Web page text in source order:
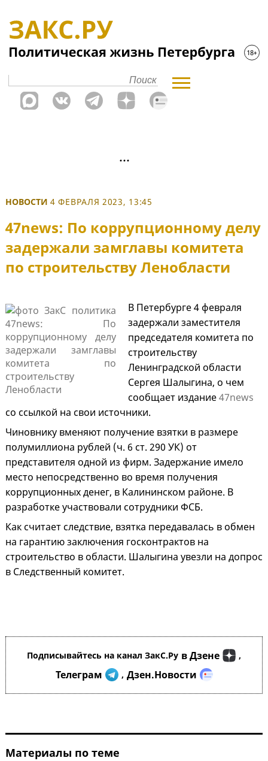
НОВОСТИ 4 ФЕВРАЛЯ 2023, 13:45
47news: По коррупционному делу
задержали замглавы комитета
по строительству Ленобласти
В Петербурге 4 февраля
задержали заместителя
председателя комитета по
строительству
Ленинградской области
Сергея Шалыгина, о чем
сообщает издание47news
со ссылкой на свои источники.
Чиновнику вменяют получение взятки в размере
полумиллиона рублей (ч. 6 ст. 290 УК) от
представителя одной из фирм. Задержание имело
место непосредственно во время получения
коррупционных денег, в Калининском районе. В
разработке участвовали сотрудники ФСБ.
Как считает следствие, взятка передавалась в обмен
на гарантию заключения госконтрактов на
строительство в области. Шалыгина увезли на допрос
в Следственный комитет.
Подписывайтесь на канал ЗакС.Ру в Дзене ,
Телеграм , Дзен.Новости
Материалы по теме